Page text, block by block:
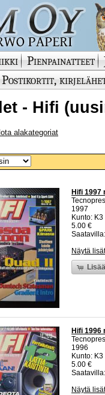
Pienpainatteet
Postikortit,
- Hifi
alakategoriat
Hifi 1997
1997
Kunto:
5.00 €
Näytä
Hifi 1996
1996
Kunto:
5.00 €
Näytä